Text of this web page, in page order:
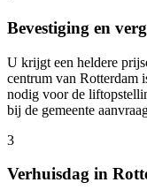
Bevestiging en
U krijgt een heldere
centrum van Rotterdam
nodig voor de
bij de gemeente
3
Verhuisdag in